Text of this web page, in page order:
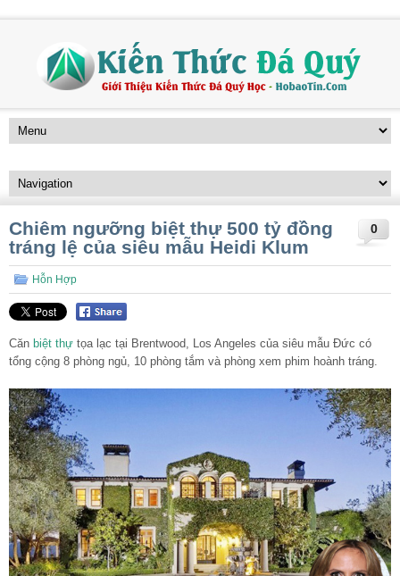
0
Chiêm ngưỡng biệt thự 500 tỷ đồng
tráng lệ của siêu mẫu Heidi Klum
Hỗn Hợp
Căn biệt thự tọa lạc tại Brentwood, Los Angeles của siêu mẫu Đức có
tổng cộng 8 phòng ngủ, 10 phòng tắm và phòng xem phim hoành tráng.